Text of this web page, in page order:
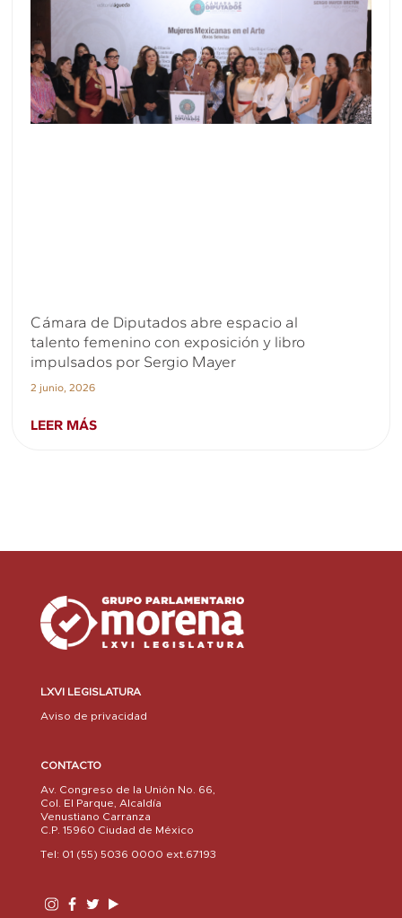
Cámara de Diputados abre espacio al
talento femenino con exposición y libro
impulsados por Sergio Mayer
2 junio, 2026
LEER MÁS
LXVI LEGISLATURA
Aviso de privacidad
CONTACTO
Av. Congreso de la Unión No. 66,
Col. El Parque, Alcaldía
Venustiano Carranza
C.P. 15960 Ciudad de México
Tel: 01 (55) 5036 0000 ext.67193